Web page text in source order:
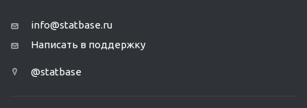
info@statbase.ru
Написать в поддержку
@statbase